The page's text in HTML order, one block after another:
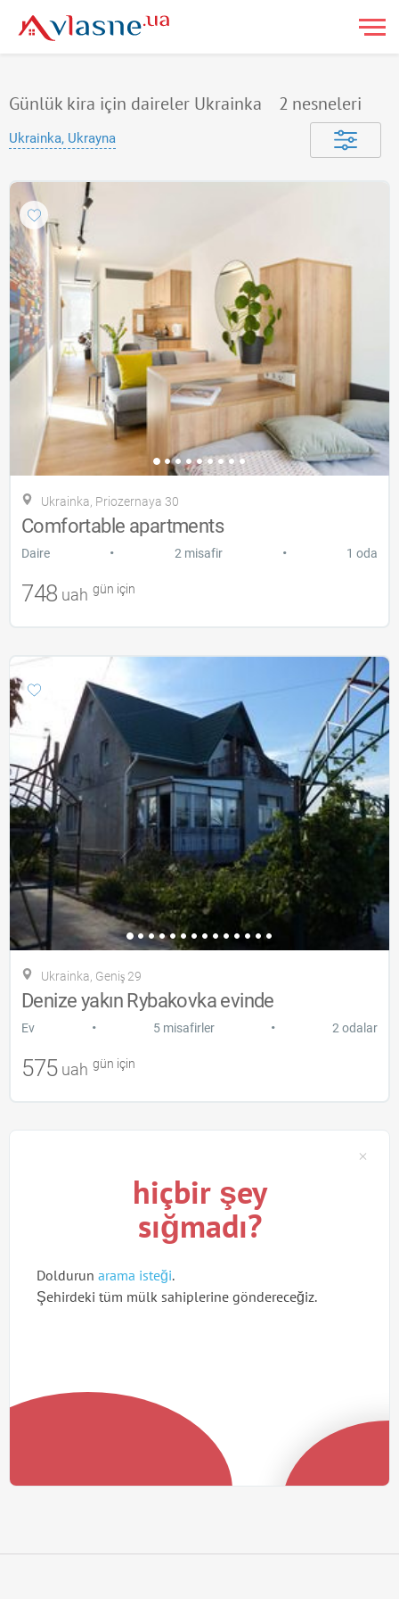
Günlük kira için daireler Ukrainka 2 nesneleri
Ukrainka, Ukrayna
Ukrainka, Priozernaya 30
Comfortable apartments
Daire • 2 misafir • 1 oda
748 uah gün için
Ukrainka, Geniş 29
Denize yakın Rybakovka evinde
Ev • 5 misafirler • 2 odalar
575 uah gün için
hiçbir şey
sığmadı?
Doldurun arama isteği.
Şehirdeki tüm mülk sahiplerine göndereceğiz.